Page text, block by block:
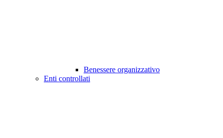
Benessere organizzativo
Enti controllati